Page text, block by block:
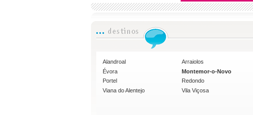
Alandroal Arraiolos
Évora
Montemor-o-Novo
Portel
Redondo
Viana do Alentejo
Vila Viçosa